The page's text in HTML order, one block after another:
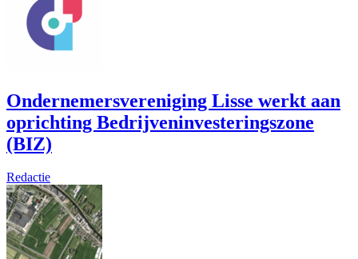
Ondernemersvereniging Lisse werkt aan
oprichting Bedrijveninvesteringszone
(BIZ)
Redactie